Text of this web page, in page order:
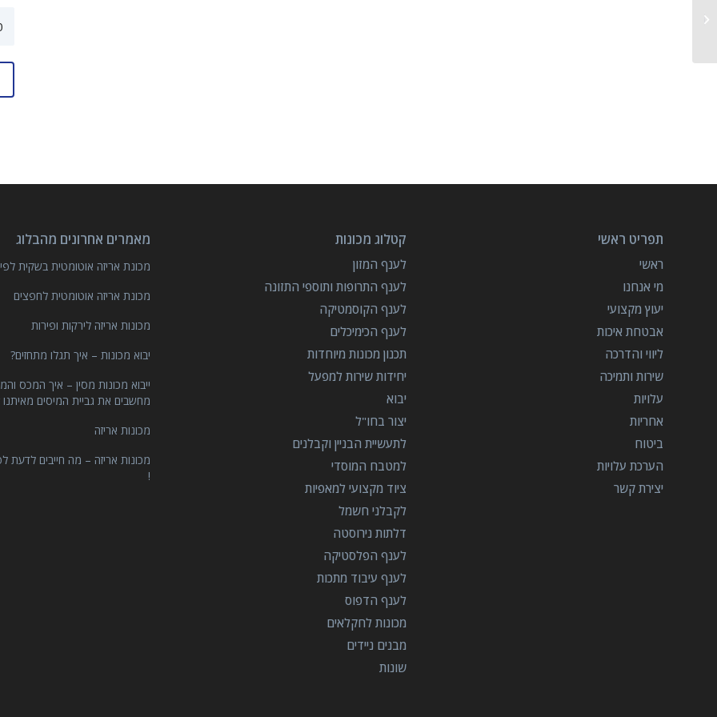
תפריט ראשי
ראשי
מי אנחנו
יעוץ מקצועי
אבטחת איכות
ליווי והדרכה
שירות ותמיכה
עלויות
אחריות
ביטוח
הערכת עלויות
יצירת קשר
קטלוג מכונות
לענף המזון
לענף התרופות ותוספי התזונה
לענף הקוסמטיקה
לענף הכימיכלים
תכנון מכונות מיוחדות
יחידות שירות למפעל
יבוא
יצור בחו"ל
לתעשיית הבניין וקבלנים
למטבח המוסדי
ציוד מקצועי למאפיות
לקבלני חשמל
דלתות נירוסטה
לענף הפלסטיקה
לענף עיבוד מתכות
לענף הדפוס
מכונות לחקלאים
מבנים ניידים
שונות
מאמרים אחרונים מהבלוג
מכונת אריזה אוטומטית בשקית
מכונת אריזה אוטומטית לחפצים
מכונות אריזה לירקות ופירות
יבוא מכונות – איך תגלו מתחזים?
ייבוא מכונות מסין – איך המכס
מחשבים את גביית המיסים מאיתנו
מכונות אריזה
מכונות אריזה – מה חייבים לדעת
!